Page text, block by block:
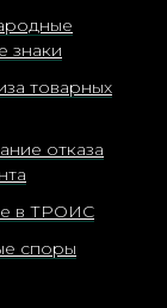
знаки
товарных
отказа
в ТРОИС
споры